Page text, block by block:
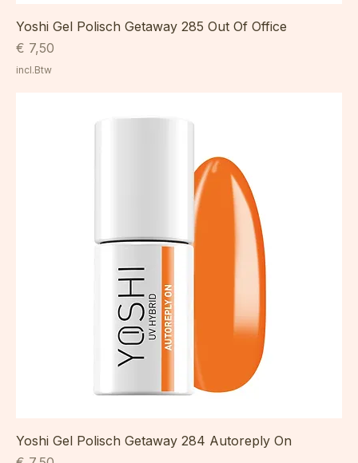
Yoshi Gel Polisch Getaway 285 Out Of Office
Prijs
€ 7,50